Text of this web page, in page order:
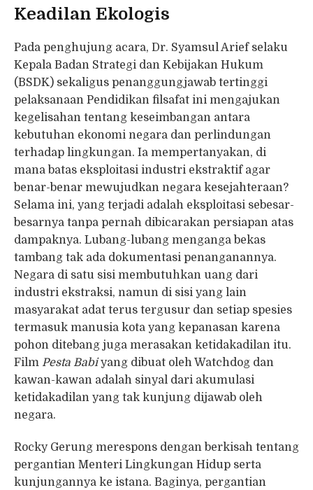
Keadilan Ekologis
Pada penghujung acara, Dr. Syamsul Arief selaku
Kepala Badan Strategi dan Kebijakan Hukum
(BSDK) sekaligus penanggungjawab tertinggi
pelaksanaan Pendidikan filsafat ini mengajukan
kegelisahan tentang keseimbangan antara
kebutuhan ekonomi negara dan perlindungan
terhadap lingkungan. Ia mempertanyakan, di
mana batas eksploitasi industri ekstraktif agar
benar-benar mewujudkan negara kesejahteraan?
Selama ini, yang terjadi adalah eksploitasi sebesar-
besarnya tanpa pernah dibicarakan persiapan atas
dampaknya. Lubang-lubang menganga bekas
tambang tak ada dokumentasi penanganannya.
Negara di satu sisi membutuhkan uang dari
industri ekstraksi, namun di sisi yang lain
masyarakat adat terus tergusur dan setiap spesies
termasuk manusia kota yang kepanasan karena
pohon ditebang juga merasakan ketidakadilan itu.
Film Pesta Babiyang dibuat oleh Watchdog dan
kawan-kawan adalah sinyal dari akumulasi
ketidakadilan yang tak kunjung dijawab oleh
negara.
Rocky Gerung merespons dengan berkisah tentang
pergantian Menteri Lingkungan Hidup serta
kunjungannya ke istana. Baginya, pergantian